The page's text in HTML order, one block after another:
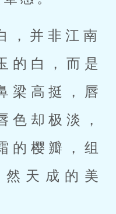
，并非江南
的白，而是
梁高挺，唇
色却极淡，
的樱瓣，组
天成的美